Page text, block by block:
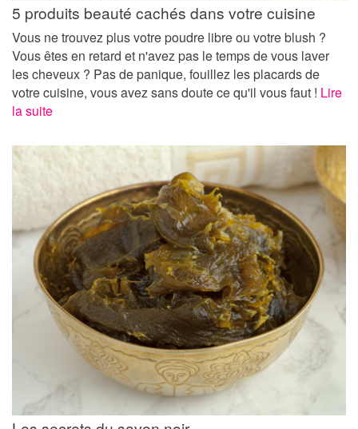
5 produits beauté cachés dans votre cuisine
Vous ne trouvez plus votre poudre libre ou votre blush ?
Vous êtes en retard et n'avez pas le temps de vous laver
les cheveux ? Pas de panique, fouillez les placards de
votre cuisine, vous avez sans doute ce qu'il vous faut ! Lire
la suite